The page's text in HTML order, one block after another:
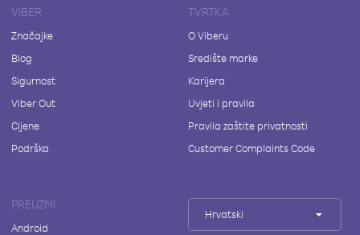
VIBER
Značajke
Blog
Sigurnost
Viber Out
Cijene
Podrška
TVRTKA
O Viberu
Središte marke
Karijera
Uvjeti i pravila
Pravila zaštite privatnosti
Customer Complaints Code
PREUZMI
Android
Hrvatski